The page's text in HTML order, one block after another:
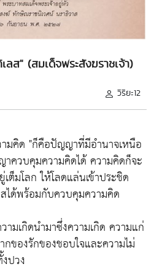
ส" (สมเด็จพระสังฆราชเจ้า)
วิริยะ12
มคิด "ก็คือปัญญาที่มีอำนาจเหนือ
าควบคุมความคิดได้ ความคิดก็จะ
ต็มโลก ให้โลดแล่นเข้าประชิด
ได้พร้อมกับควบคุมความคิด
ามเกิดนำมาซึ่งความเกิด ความแก่
ของรักของชอบใจและความไม่
ปวง